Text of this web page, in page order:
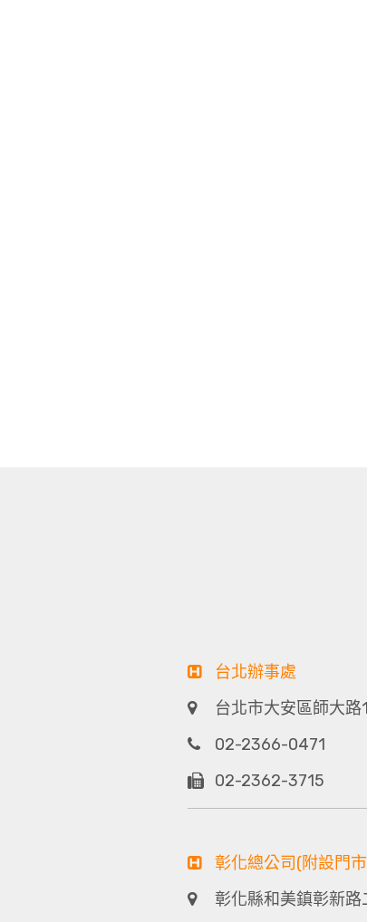
台北辦事處
台北市大安區師大
02-2366-0471
02-2362-3715
彰化總公司(附設門
彰化縣和美鎮彰新